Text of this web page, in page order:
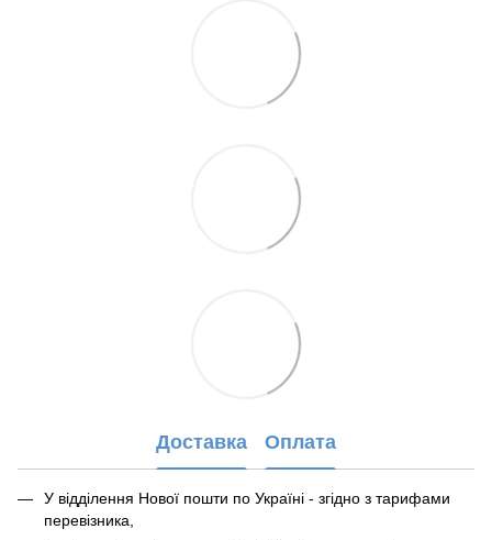
Доставка Оплата
У відділення Нової пошти по Україні - згідно з тарифами
перевізника,